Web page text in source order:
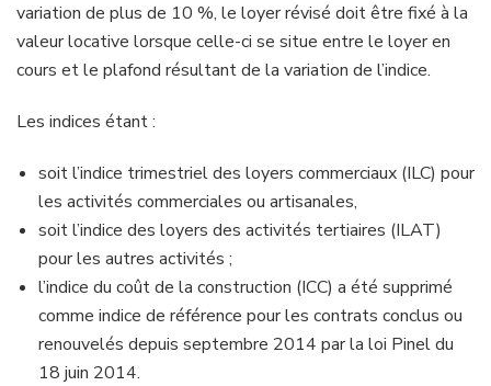
variation de plus de 10 %, le loyer révisé doit être fixé à la
valeur locative lorsque celle-ci se situe entre le loyer en
cours et le plafond résultant de la variation de l’indice.
Les indices étant :
soit l’indice trimestriel des loyers commerciaux (ILC) pour
les activités commerciales ou artisanales,
soit l’indice des loyers des activités tertiaires (ILAT)
pour les autres activités ;
l’indice du coût de la construction (ICC) a été supprimé
comme indice de référence pour les contrats conclus ou
renouvelés depuis septembre 2014 par la loi Pinel du
18 juin 2014.